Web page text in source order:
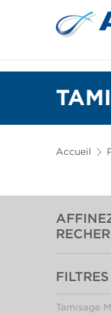
Accueil
Tamisage